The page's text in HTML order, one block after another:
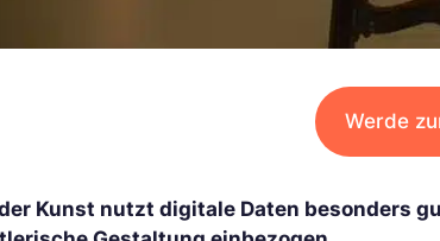
Werde
Kunst nutzt digitale Daten besonders